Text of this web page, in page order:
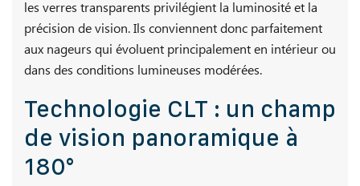
les verres transparents privilégient la luminosité et la
précision de vision. Ils conviennent donc parfaitement
aux nageurs qui évoluent principalement en intérieur ou
dans des conditions lumineuses modérées.
Technologie CLT : un champ
de vision panoramique à
180°